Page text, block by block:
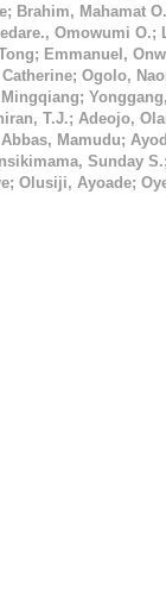
; Brahim, Mahamat
Iledare., Omowumi O.;
; Emmanuel,
Catherine; Ogolo,
;
T.J.; Adeojo,
Abbas, Mamudu;
Sunday S.;
; Olusiji, Ayoade;